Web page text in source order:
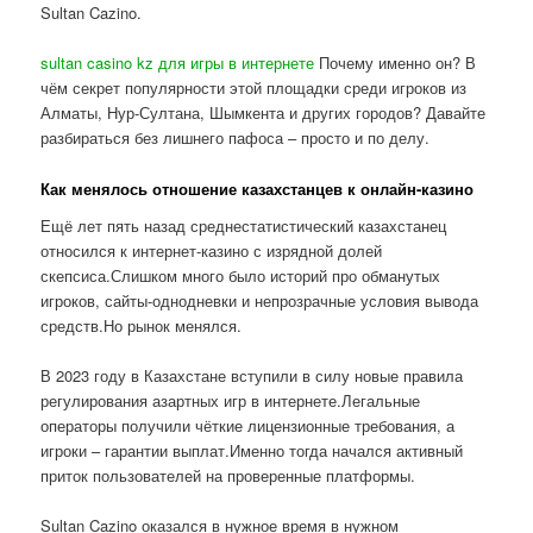
Sultan Cazino.
sultan casino kz для игры в интернете Почему именно он? В
чём секрет популярности этой площадки среди игроков из
Алматы, Нур-Султана, Шымкента и других городов? Давайте
разбираться без лишнего пафоса – просто и по делу.
Как менялось отношение казахстанцев к онлайн-казино
Ещё лет пять назад среднестатистический казахстанец
относился к интернет-казино с изрядной долей
скепсиса.Слишком много было историй про обманутых
игроков, сайты-однодневки и непрозрачные условия вывода
средств.Но рынок менялся.
В 2023 году в Казахстане вступили в силу новые правила
регулирования азартных игр в интернете.Легальные
операторы получили чёткие лицензионные требования, а
игроки – гарантии выплат.Именно тогда начался активный
приток пользователей на проверенные платформы.
Sultan Cazino оказался в нужное время в нужном